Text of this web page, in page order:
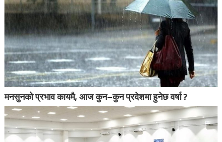
मनसुनको प्रभाव कायमै, आज कुन–कुन प्रदेशमा हुनेछ वर्षा ?